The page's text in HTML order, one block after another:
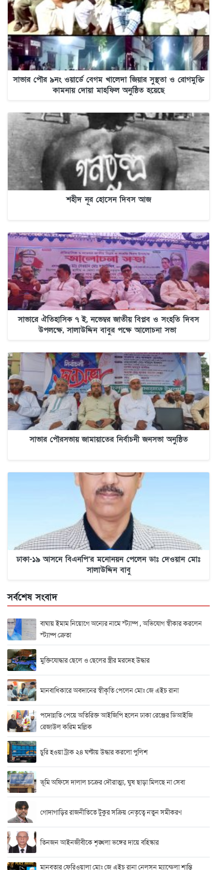
সাভার পৌর ৯নং ওয়ার্ডে বেগম খালেদা জিয়ার সুস্থতা ও রোগমুক্তি
কামনায় দোয়া মাহফিল অনুষ্ঠিত হয়েছে
শহীদ নূর হোসেন দিবস আজ
সাভারে ঐতিহাসিক ৭ ই, নভেম্বর জাতীয় বিপ্লব ও সংহতি দিবস
উপলক্ষে, সালাউদ্দিন বাবুর পক্ষে আলোচনা সভা
সাভার পৌরসভায় জামায়াতের নির্বাচনী জনসভা অনুষ্ঠিত
ঢাকা-১৯ আসনে বিএনপি’র মনোনয়ন পেলেন ডাঃ দেওয়ান মোঃ
সালাউদ্দিন বাবু
সর্বশেষ সংবাদ
বাঘায় ইমাম নিয়োগে অন্যের নামে স্ট্যাম্প , অভিযোগ স্বীকার করলেন
স্ট্যাম্প ক্রেতা
মুক্তিযোদ্ধার ছেলে ও ছেলের স্ত্রীর মরদেহ উদ্ধার
মানবাধিকারে অবদানের স্বীকৃতি পেলেন মোঃ জে এইচ রানা
পদোন্নতি পেয়ে অতিরিক্ত আইজিপি হলেন ঢাকা রেঞ্জের ডিআইজি
রেজাউল করিম মল্লিক
চুরি হওয়া ট্রাক ২৪ ঘণ্টায় উদ্ধার করলো পুলিশ
ভূমি অফিসে দালাল চক্রের দৌরাত্ম্য, ঘুষ ছাড়া মিলছে না সেবা
গোদাগাড়ির রাজনীতিতে টুকুর সক্রিয় নেতৃত্বে নতুন সমীকরণ
তিনজন আইনজীবীকে শৃঙ্খলা ভঙ্গের দায়ে বহিস্কার
মানবতার ফেরিওয়ালা মোঃ জে এইচ রানা নেলসন ম্যান্ডেলা শান্তি